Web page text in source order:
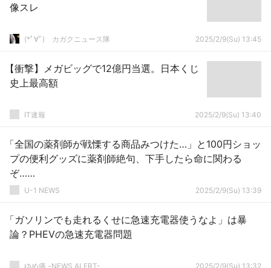
像スレ
(*ﾟ∀ﾟ)ゞカガクニュース隊 2025/2/9(Su) 13:45
【衝撃】メガビッグで12億円当選。日本くじ
史上最高額
IT速報 2025/2/9(Su) 13:40
「全国の薬剤師が戦慄する商品みつけた…」と100円ショッ
プの便利グッズに薬剤師絶句、下手したら命に関わる
ぞ……
U-1 NEWS 2025/2/9(Su) 13:39
「ガソリンでも走れるくせに急速充電器使うなよ」は暴
論？PHEVの急速充電器問題
ゆめ痛 -NEWS ALERT- 2025/2/9(Su) 13:32